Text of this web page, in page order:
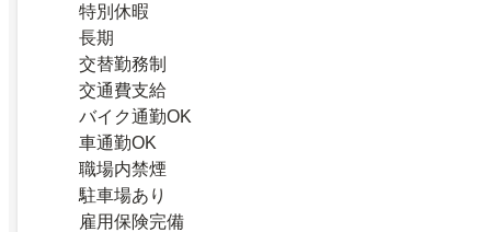
特別休暇
長期
交替勤務制
交通費支給
バイク通勤OK
車通勤OK
職場内禁煙
駐車場あり
雇用保険完備